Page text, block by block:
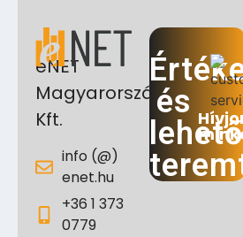
eNET
Magyarország
Kft.
info (@)
enet.hu
+36 1 373
0779
és